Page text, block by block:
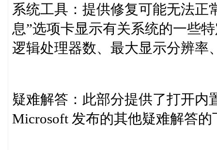
系统工具：提供修复可能无法正
息”选项卡显示有关系统的一些
逻辑处理器数、最大显示分辨率
疑难解答：此部分提供了打开内
Microsoft 发布的其他疑难解答的